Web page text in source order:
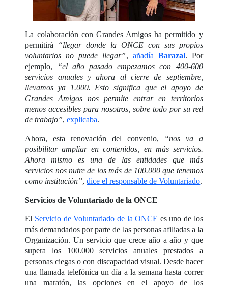
La colaboración con Grandes Amigos ha permitido y
permitirá
“llegar donde la ONCE con sus propios
voluntarios no puede llegar”, añadía Barazal. Por
ejemplo,
“el año pasado empezamos con 400-600
servicios anuales y ahora al cierre de septiembre,
llevamos ya 1.000. Esto significa que el apoyo de
Grandes Amigos nos permite entrar en territorios
menos accesibles para nosotros, sobre todo por su red
de trabajo”,explicaba.
Ahora, esta renovación del convenio,
“nos va a
posibilitar ampliar en contenidos, en más servicios.
Ahora mismo es una de las entidades que más
servicios nos nutre de los más de 100.000 que tenemos
como institución”,dice el responsable de Voluntariado.
Servicios de Voluntariado de la ONCE
El Servicio de Voluntariado de la ONCE es uno de los
más demandados por parte de las personas afiliadas a la
Organización. Un servicio que crece año a año y que
supera los 100.000 servicios anuales prestados a
personas ciegas o con discapacidad visual. Desde hacer
una llamada telefónica un día a la semana hasta correr
una maratón, las opciones en el apoyo de los